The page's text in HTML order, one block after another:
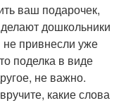
ваш подарочек,
дошкольники
привнесли уже
поделка в виде
не важно.
какие слова